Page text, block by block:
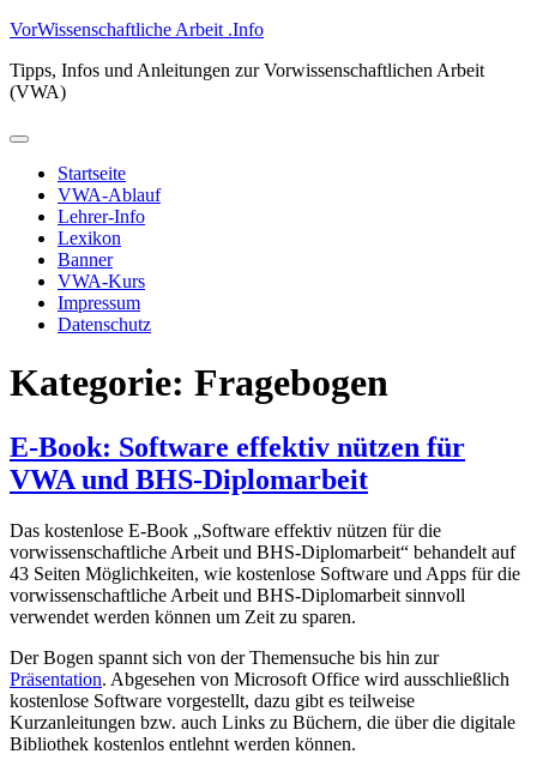
Zum
springen
VorWissenschaftliche Arbeit .Info
Tipps, Infos und Anleitungen zur Vorwissenschaftlichen Arbeit
(VWA)
Primäres
Startseite
VWA-Ablauf
Lehrer-Info
Lexikon
Banner
VWA-Kurs
Impressum
Datenschutz
Kategorie: Fragebogen
E-Book: Software effektiv nützen für
VWA und BHS-Diplomarbeit
Das kostenlose E-Book „Software effektiv nützen für die
vorwissenschaftliche Arbeit und BHS-Diplomarbeit“ behandelt auf
43 Seiten Möglichkeiten, wie kostenlose Software und Apps für die
vorwissenschaftliche Arbeit und BHS-Diplomarbeit sinnvoll
verwendet werden können um Zeit zu sparen.
Der Bogen spannt sich von der Themensuche bis hin zur
Präsentation. Abgesehen von Microsoft Office wird ausschließlich
kostenlose Software vorgestellt, dazu gibt es teilweise
Kurzanleitungen bzw. auch Links zu Büchern, die über die digitale
Bibliothek kostenlos entlehnt werden können.